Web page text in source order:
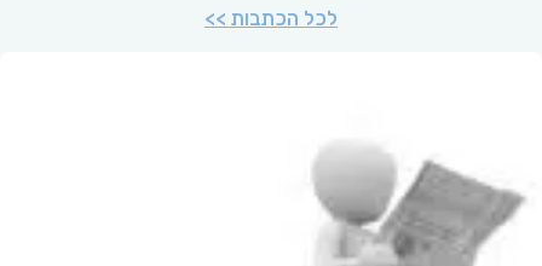
לכל הכתבות >>